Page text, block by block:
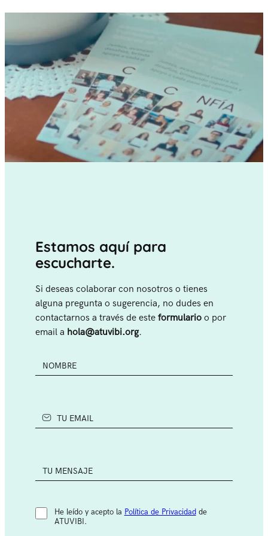
Estamos aquí para
escucharte.
Si deseas colaborar con nosotros o tienes
alguna pregunta o sugerencia, no dudes en
contactarnos a través de este formularioo por
email a hola@atuvibi.org.
b
i
n
He leído y acepto la Política de Privacidadde
ATUVIBI.